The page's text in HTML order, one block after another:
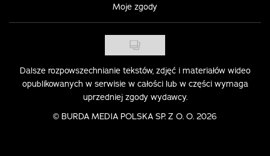
Moje zgody
Dalsze rozpowszechnianie tekstów, zdjęć i materiałów wideo
opublikowanych w serwisie w całości lub w części wymaga
uprzedniej zgody wydawcy.
© BURDA MEDIA POLSKA SP. Z O. O. 2026